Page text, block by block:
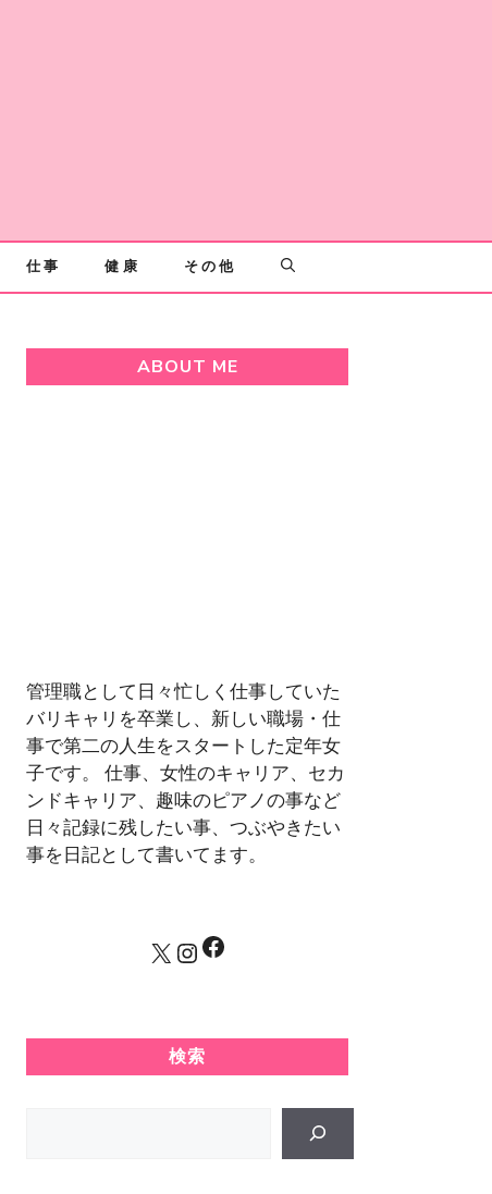
仕事 健康 その他
ABOUT ME
管理職として日々忙しく仕事していた
バリキャリを卒業し、新しい職場・仕
事で第二の人生をスタートした定年女
子です。 仕事、女性のキャリア、セカ
ンドキャリア、趣味のピアノの事など
日々記録に残したい事、つぶやきたい
事を日記として書いてます。
X Instagram
Facebook
検索